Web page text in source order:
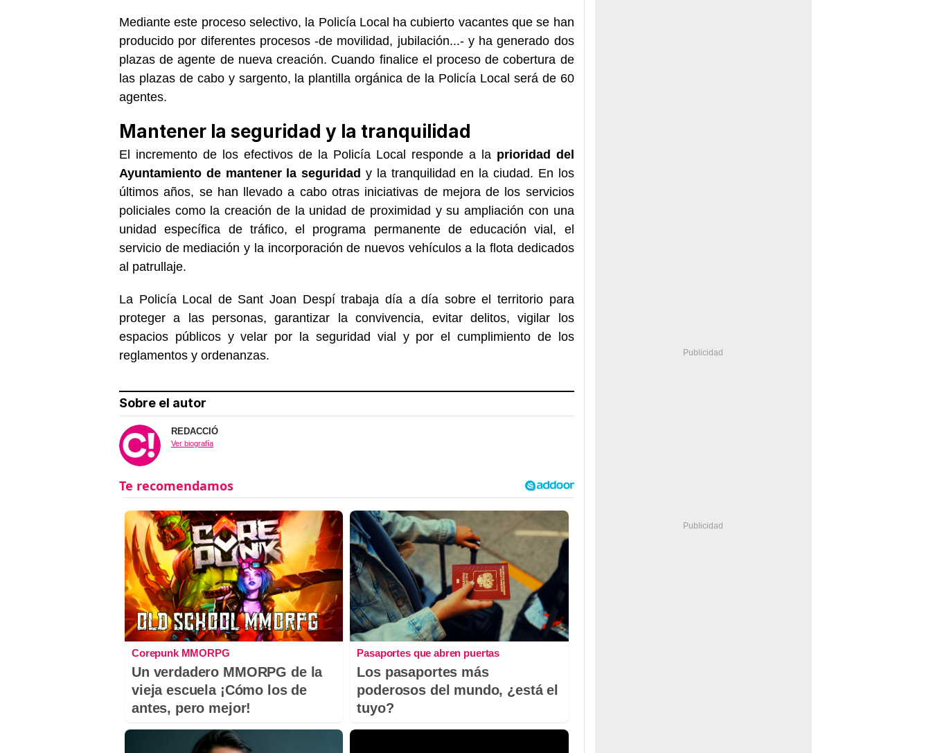
Mediante este proceso selectivo, la Policía Local ha cubierto vacantes que se han
producido por diferentes procesos -de movilidad, jubilación...- y ha generado dos
plazas de agente de nueva creación. Cuando finalice el proceso de cobertura de
las plazas de cabo y sargento, la plantilla orgánica de la Policía Local será de 60
agentes.
Mantener la seguridad y la tranquilidad
El incremento de los efectivos de la Policía Local responde a la prioridad del
Ayuntamiento de mantener la seguridad y la tranquilidad en la ciudad. En los
últimos años, se han llevado a cabo otras iniciativas de mejora de los servicios
policiales como la creación de la unidad de proximidad y su ampliación con una
unidad específica de tráfico, el programa permanente de educación vial, el
servicio de mediación y la incorporación de nuevos vehículos a la flota dedicados
al patrullaje.
La Policía Local de Sant Joan Despí trabaja día a día sobre el territorio para
proteger a las personas, garantizar la convivencia, evitar delitos, vigilar los
espacios públicos y velar por la seguridad vial y por el cumplimiento de los
reglamentos y ordenanzas.
Sobre el autor
REDACCIÓ
Ver biografía
Corepunk MMORPG
Un verdadero MMORPG de la
vieja escuela ¡Cómo los de
antes, pero mejor!
Pasaportes que abren puertas
Los pasaportes más
poderosos del mundo, ¿está el
tuyo?